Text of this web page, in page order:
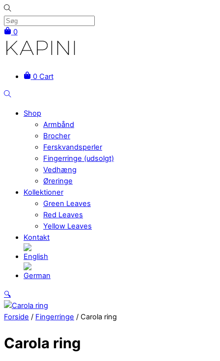
Skip
to
content
0
Menu
0 Cart
Søg
Shop
Armbånd
Brocher
Ferskvandsperler
Fingerringe (udsolgt)
Vedhæng
Øreringe
Kollektioner
Green Leaves
Red Leaves
Yellow Leaves
Kontakt
Close
Menu
🔍
Forside / Fingerringe / Carola ring
Carola ring